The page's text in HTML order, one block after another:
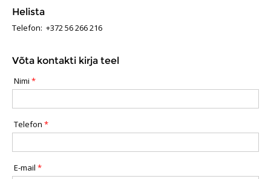
Helista
Telefon: +372 56 266 216
Võta kontakti kirja teel
Nimi *
Telefon *
E-mail *